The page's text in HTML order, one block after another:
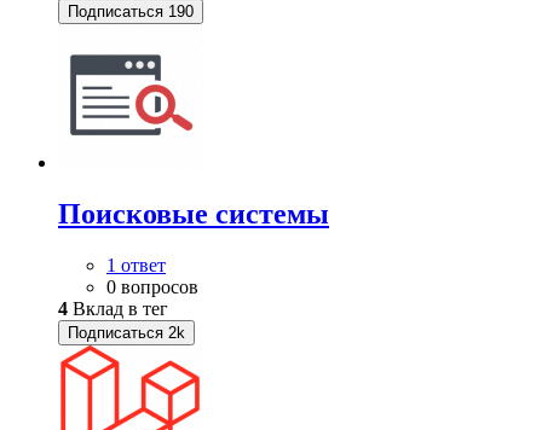
Подписаться 190
Поисковые системы
1 ответ
0 вопросов
4 Вклад в тег
Подписаться 2k